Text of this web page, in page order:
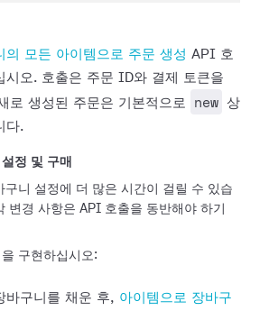
의 모든 아이템으로 주문 생성 API 호
시오. 호출은 주문 ID와 결제 토큰을
로 생성된 주문은 기본적으로
new 상
다.
정 및 구매
구니 설정에 더 많은 시간이 걸릴 수 있습
변경 사항은 API 호출을 동반해야 하기
구현하십시오:
바구니를 채운 후, 아이템으로 장바구